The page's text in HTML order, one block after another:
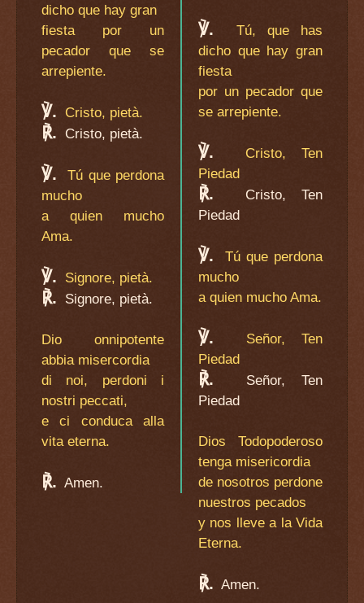
dicho que hay gran
fiesta por un
pecador que se
arrepiente.
℣. Cristo, pietà.
℟. Cristo, pietà.
℣.
Tú que perdona
mucho
a quien mucho
Ama.
℣. Signore, pietà.
℟. Signore, pietà.
Dio onnipotente
abbia misercordia
di noi, perdoni i
nostri peccati,
e ci conduca alla
vita eterna.
℟. Amen.
℣.
Tú, que has
dicho que hay gran
fiesta
por un pecador que
se arrepiente.
℣.
Cristo, Ten
Piedad
℟.
Cristo, Ten
Piedad
℣.
Tú que perdona
mucho
a quien mucho Ama.
℣.
Señor, Ten
Piedad
℟.
Señor, Ten
Piedad
Dios Todopoderoso
tenga misericordia
de nosotros perdone
nuestros pecados
y nos lleve a la Vida
Eterna.
℟. Amen.